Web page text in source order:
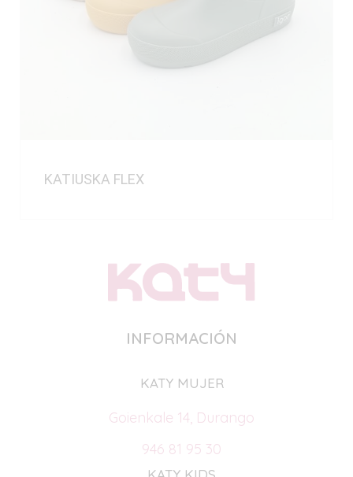
KATIUSKA FLEX
INFORMACIÓN
KATY MUJER
Goienkale 14, Durango
946 81 95 30